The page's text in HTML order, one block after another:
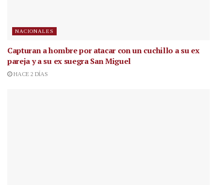
NACIONALES
Capturan a hombre por atacar con un cuchillo a su ex
pareja y a su ex suegra San Miguel
HACE 2 DÍAS